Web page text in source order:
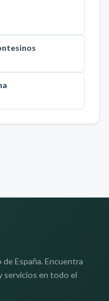
España. Encuentra
servicios en todo el